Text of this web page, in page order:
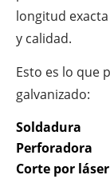
longitud
y calidad.
Esto es lo que
galvanizado:
Soldadura
Perforadora
Corte por láser